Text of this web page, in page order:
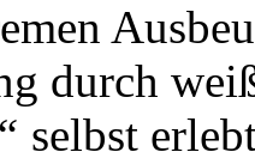
durch
selbst